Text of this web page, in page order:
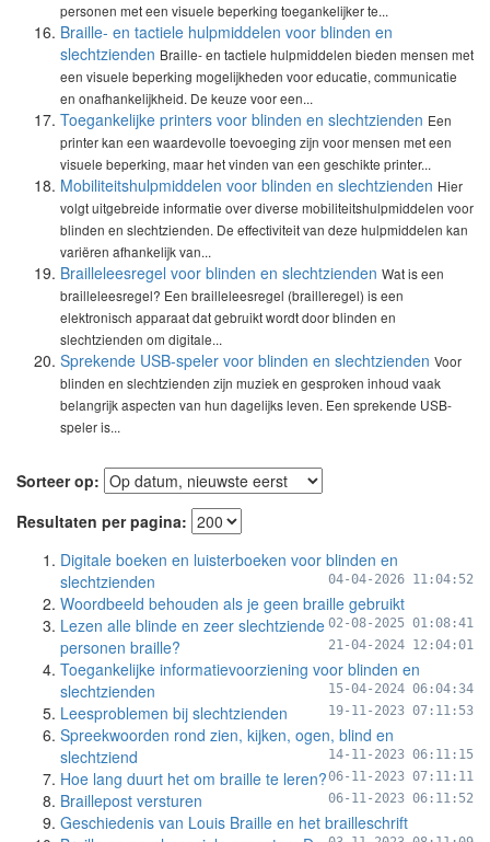
personen met een visuele beperking toegankelijker te...
Braille- en tactiele hulpmiddelen voor blinden en
slechtzienden Braille- en tactiele hulpmiddelen bieden mensen met
een visuele beperking mogelijkheden voor educatie, communicatie
en onafhankelijkheid. De keuze voor een...
Toegankelijke printers voor blinden en slechtzienden Een
printer kan een waardevolle toevoeging zijn voor mensen met een
visuele beperking, maar het vinden van een geschikte printer...
Mobiliteitshulpmiddelen voor blinden en slechtzienden Hier
volgt uitgebreide informatie over diverse mobiliteitshulpmiddelen voor
blinden en slechtzienden. De effectiviteit van deze hulpmiddelen kan
variëren afhankelijk van...
Brailleleesregel voor blinden en slechtzienden Wat is een
brailleleesregel? Een brailleleesregel (brailleregel) is een
elektronisch apparaat dat gebruikt wordt door blinden en
slechtzienden om digitale...
Sprekende USB-speler voor blinden en slechtzienden Voor
blinden en slechtzienden zijn muziek en gesproken inhoud vaak
belangrijk aspecten van hun dagelijks leven. Een sprekende USB-
speler is...
Sorteer op:
Resultaten per pagina:
Digitale boeken en luisterboeken voor blinden en
slechtzienden
04-04-2026 11:04:52
Woordbeeld behouden als je geen braille gebruikt
02-08-2025 01:08:41
Lezen alle blinde en zeer slechtziende
personen braille?
21-04-2024 12:04:01
Toegankelijke informatievoorziening voor blinden en
slechtzienden
15-04-2024 06:04:34
Leesproblemen bij slechtzienden 19-11-2023 07:11:53
Spreekwoorden rond zien, kijken, ogen, blind en
slechtziend
14-11-2023 06:11:15
Hoe lang duurt het om braille te leren?06-11-2023 07:11:11
Braillepost versturen 06-11-2023 06:11:52
Geschiedenis van Louis Braille en het brailleschrift